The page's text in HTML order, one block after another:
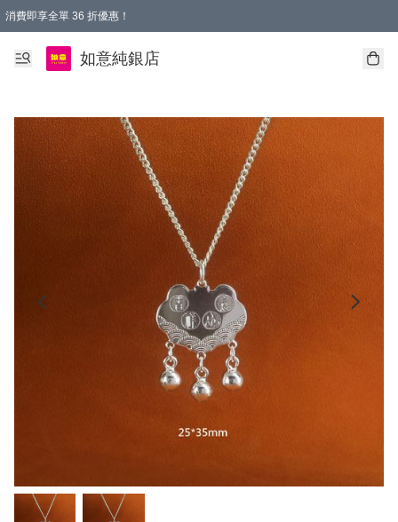
消費即享全單 36 折優惠！
購物满$50，全國包郵。Free shopping on orders over $50.
如意純銀店